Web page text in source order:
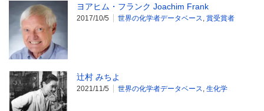
ヨアヒム・フランク Joachim Frank
2017/10/5 世界の化学者データベース, 賞受賞者
辻村 みちよ
2021/11/5 世界の化学者データベース, 生化学